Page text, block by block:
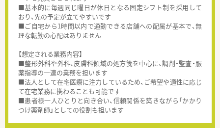
■基本的に毎週同じ曜日が休日となる固定シフト制を採用して
おり、先の予定が立てやすいです
■ご自宅から1時間以内で通勤できる店舗への配属が基本で、無
理な転勤の心配はありません
【想定される業務内容】
■整形外科や外科、皮膚科領域の処方箋を中心に、調剤・監査・服
薬指導の一連の業務を担います
■法人として在宅医療に注力しているため、ご希望や適性に応じ
て在宅業務に携わることも可能です
■患者様一人ひとりと向き合い、信頼関係を築きながら「かかり
つけ薬剤師」としての役割も担います